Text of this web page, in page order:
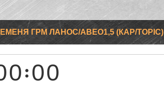
ГРМ ЛАНОС/АВЕО1,5 (КАР/TOPIC)
0 00